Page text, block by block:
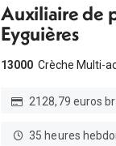
Auxiliaire de
Eyguières
13000 Crèche Multi-
2128,79 euros
35 heures